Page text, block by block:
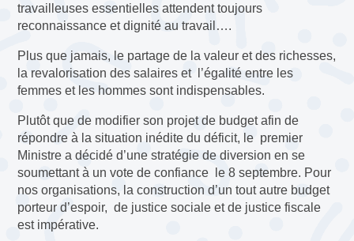
travailleuses essentielles attendent toujours
reconnaissance et dignité au travail….
Plus que jamais, le partage de la valeur et des richesses,
la revalorisation des salaires et l’égalité entre les
femmes et les hommes sont indispensables.
Plutôt que de modifier son projet de budget afin de
répondre à la situation inédite du déficit, le premier
Ministre a décidé d’une stratégie de diversion en se
soumettant à un vote de confiance le 8 septembre. Pour
nos organisations, la construction d’un tout autre budget
porteur d’espoir, de justice sociale et de justice fiscale
est impérative.